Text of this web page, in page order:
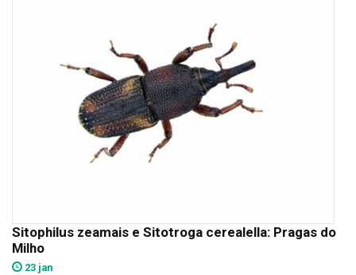
Sitophilus zeamais e Sitotroga cerealella: Pragas do
Milho
23 jan